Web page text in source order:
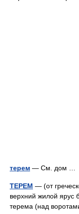
терем — См. дом …
ТЕРЕМ — (от
верхний жилой ярус
терема (над